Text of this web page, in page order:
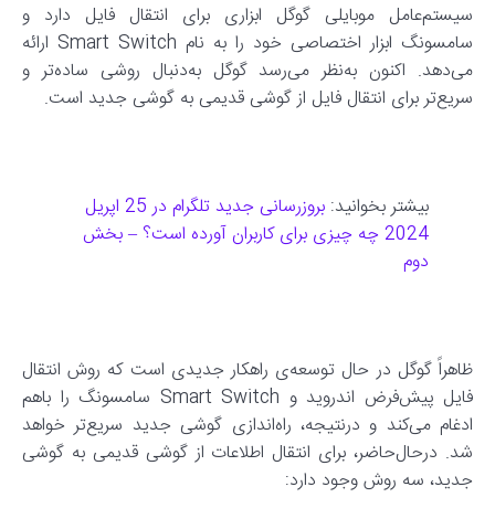
سیستم‌عامل موبایلی گوگل ابزاری برای انتقال فایل دارد و
سامسونگ ابزار اختصاصی خود را به نام Smart Switch ارائه
می‌دهد. اکنون به‌نظر می‌رسد گوگل به‌دنبال روشی ساده‌تر و
سریع‌تر برای انتقال فایل از گوشی قدیمی به گوشی جدید است.
بیشتر بخوانید:
بروزرسانی جدید تلگرام در 25 اپریل
2024 چه چیزی برای کاربران آورده است؟ – بخش
دوم
ظاهراً گوگل در حال توسعه‌ی راهکار جدیدی است که روش انتقال
فایل پیش‌فرض اندروید و Smart Switch سامسونگ را باهم
ادغام می‌کند و درنتیجه، راه‌اندازی گوشی جدید سریع‌تر خواهد
شد. درحال‌حاضر، برای انتقال اطلاعات از گوشی قدیمی به گوشی
جدید، سه روش وجود دارد: